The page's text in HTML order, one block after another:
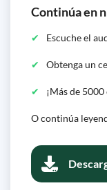
Continúa en
Escuche el
Obtenga un
¡Más de
O continúa